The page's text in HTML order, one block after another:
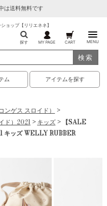
は送料無料です
ョップ【リリエネネ】
探す MY PAGE CART MENU
検索
ム アイテムを探す
ゲス スロイド） >
ド）2021 > キッズ> 【SALE
キッズ WELLY RUBBER